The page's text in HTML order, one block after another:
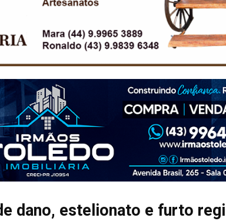
dano, estelionato e furto